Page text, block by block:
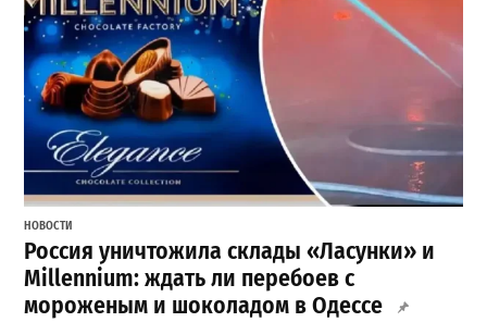
НОВОСТИ
Россия уничтожила склады «Ласунки» и
Millennium: ждать ли перебоев с
мороженым и шоколадом в Одессе